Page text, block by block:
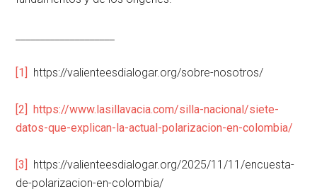
[1] https://valienteesdialogar.org/sobre-nosotros/
[2] https://www.lasillavacia.com/silla-nacional/siete-
datos-que-explican-la-actual-polarizacion-en-colombia/
[3] https://valienteesdialogar.org/2025/11/11/encuesta-
de-polarizacion-en-colombia/